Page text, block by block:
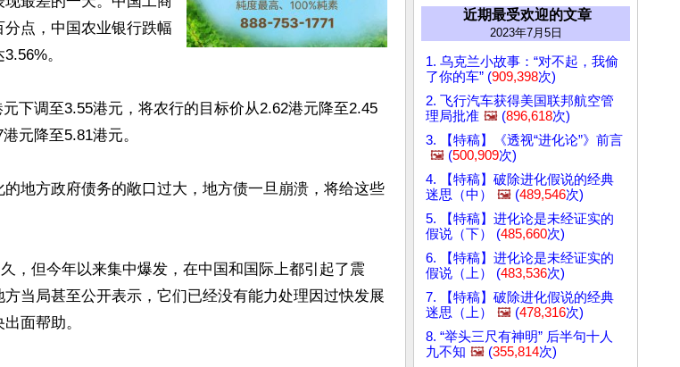
点，中国农业银行跌幅
。
下调至3.55港元，将农行的目标价从2.62港元降至2.45
元降至5.81港元。
地方政府债务的敞口过大，地方债一旦崩溃，将给这些
，但今年以来集中爆发，在中国和国际上都引起了震
当局甚至公开表示，它们已经没有能力处理因过快发展
面帮助。
近期最受欢迎的文章
2023年7月5日
1. 乌克兰小故事：“对不起，我偷
了你的车” (909,398次)
2. 飞行汽车获得美国联邦航空管
理局批准 🖼️ (896,618次)
3. 【特稿】《透视“进化论”》前言
🖼️ (500,909次)
4. 【特稿】破除进化假说的经典
迷思（中）
🖼️ (489,546次)
5. 【特稿】进化论是未经证实的
假说（下） (485,660次)
6. 【特稿】进化论是未经证实的
假说（上） (483,536次)
7. 【特稿】破除进化假说的经典
迷思（上）
🖼️ (478,316次)
8. “举头三尺有神明” 后半句十人
九不知 🖼️ (355,814次)